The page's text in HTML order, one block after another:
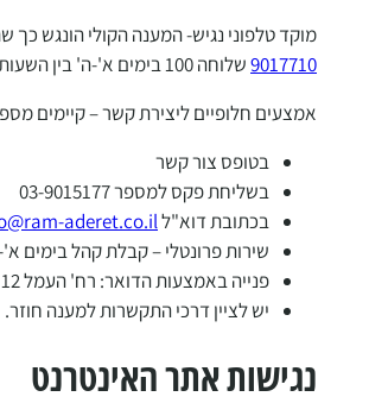
מוקד טלפוני נגיש- המענה הקולי הונגש
9017710שלוחה 100 בימים א'-ה' בין השעות 8:00-17:00.
אמצעים חלופיים ליצירת קשר – קיימים
בטופס צור קשר
בשליחת פקס למספר 03-9015177
בכתובת דוא"לaderet.co.il
שירות פרונטלי – קבלת קהל בימים א'-ה' בין
פנייה באמצעות הדואר: רח' העמל 12 ראש העין ת.ד 11542 מיקוד 48096.
יש לציין דרכי התקשרות למענה חוזר.
נגישות אתר האינטרנט